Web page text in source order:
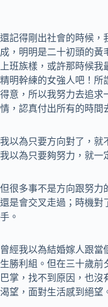
還記得剛出社會的時候，
成，明明是二十初頭的黃
上班族樣，或許那時候
精明幹練的女強人吧！所
得意，所以我努力去追求
情，認真付出所有的時間
我以為只要方向對了，就
我以為只要夠努力，就一
但很多事不是方向跟努力
還是會交叉走過；時機對
手。
曾經我以為結婚嫁人跟當
生勝利組。但在三十歲前
巴掌，找不到原因，也
渴望，面對生活感到絕望